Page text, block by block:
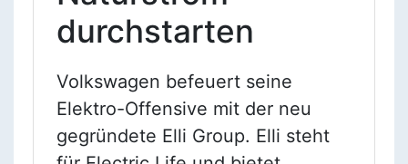
durchstarten
Volkswagen befeuert seine
Elektro-Offensive mit der neu
gegründete Elli Group. Elli steht